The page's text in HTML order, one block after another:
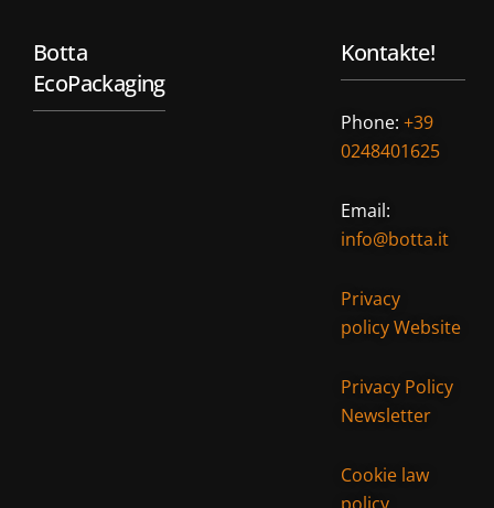
Botta
EcoPackaging
Kontakte!
Phone: +39
0248401625
Email:
info@botta.it
Privacy
policy Website
Privacy Policy
Newsletter
Cookie law